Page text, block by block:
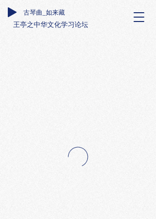
古琴曲_如来藏
王亭之中华文化学习论坛